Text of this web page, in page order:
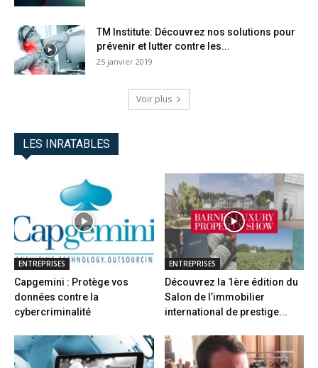
TM Institute: Découvrez nos solutions pour
prévenir et lutter contre les...
25 janvier 2019
Voir plus
LES INRATABLES
ENTREPRISES
Capgemini : Protège vos
données contre la
cybercriminalité
ENTREPRISES
Découvrez la 1ère édition du
Salon de l’immobilier
international de prestige...